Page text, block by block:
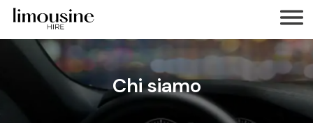
Chi siamo